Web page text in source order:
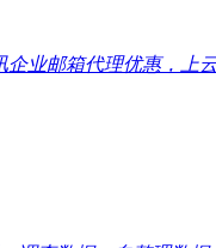
业邮箱代理优惠，上